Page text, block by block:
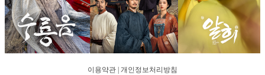
이용약관 개인정보처리방침